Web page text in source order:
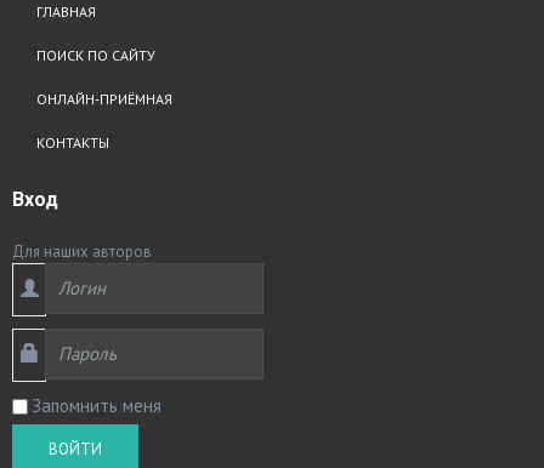
ГЛАВНАЯ
ПОИСК ПО САЙТУ
ОНЛАЙН-ПРИЁМНАЯ
КОНТАКТЫ
Вход
Для наших авторов
Запомнить меня
ВОЙТИ